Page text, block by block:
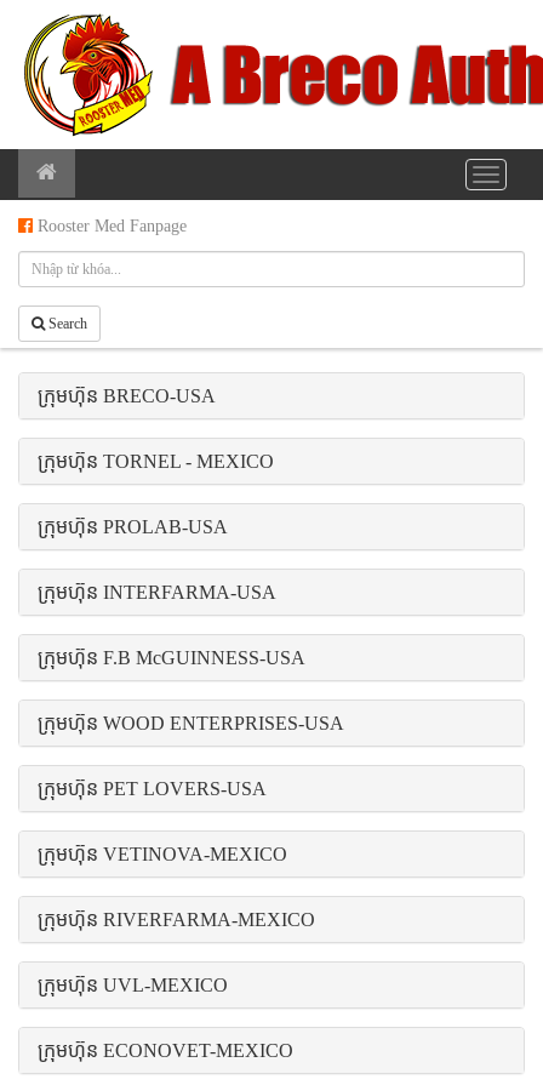
Rooster Med Fanpage
Search
ក្រុមហ៊ុន BRECO-USA
ក្រុមហ៊ុន TORNEL - MEXICO
ក្រុមហ៊ុន PROLAB-USA
ក្រុមហ៊ុន INTERFARMA-USA
ក្រុមហ៊ុន F.B McGUINNESS-USA
ក្រុមហ៊ុន WOOD ENTERPRISES-USA
ក្រុមហ៊ុន PET LOVERS-USA
ក្រុមហ៊ុន VETINOVA-MEXICO
ក្រុមហ៊ុន RIVERFARMA-MEXICO
ក្រុមហ៊ុន UVL-MEXICO
ក្រុមហ៊ុន ECONOVET-MEXICO